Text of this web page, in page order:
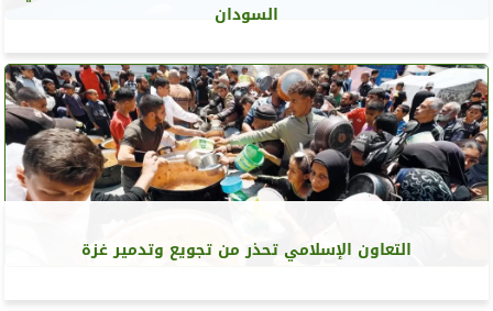
السودان
التعاون الإسلامي تحذر من تجويع وتدمير غزة